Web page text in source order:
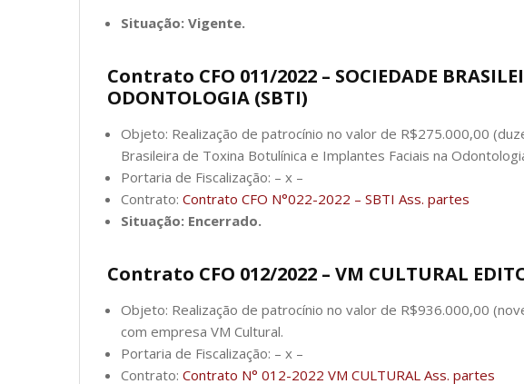
Situação: Vigente.
Contrato CFO 011/2022 – SOCIEDADE
ODONTOLOGIA (SBTI)
Objeto: Realização de patrocínio no valor de R$275.000,00
Brasileira de Toxina Botulínica e Implantes Faciais na
Portaria de Fiscalização: – x –
Contrato: Contrato CFO N°022-2022 – SBTI Ass. partes
Situação: Encerrado.
Contrato CFO 012/2022 – VM CULTURAL
Objeto: Realização de patrocínio no valor de R$936.000,00
com empresa VM Cultural.
Portaria de Fiscalização: – x –
Contrato: Contrato N° 012-2022 VM CULTURAL Ass. partes